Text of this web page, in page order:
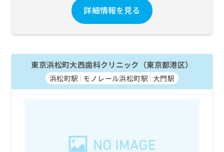
詳細情報を見る
東京浜松町大西歯科クリニック（東京都港区）
浜松町駅 モノレール浜松町駅 大門駅